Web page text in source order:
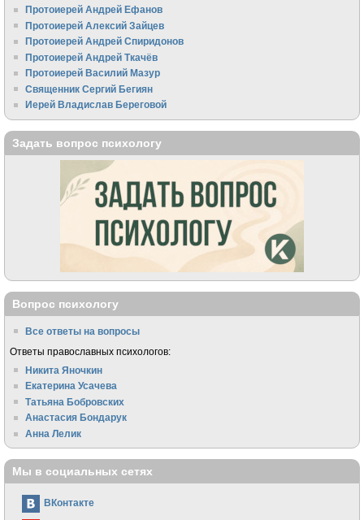
Протоиерей Андрей Ефанов
Протоиерей Алексий Зайцев
Протоиерей Андрей Спиридонов
Протоиерей Андрей Ткачёв
Протоиерей Василий Мазур
Священник Сергий Бегиян
Иерей Владислав Береговой
Задать вопрос психологу
Вопрос психологу
Все ответы на вопросы
Ответы православных психологов:
Никита Яночкин
Екатерина Усачева
Татьяна Бобровских
Анастасия Бондарук
Анна Лелик
Мы в социальных сетях
ВКонтакте